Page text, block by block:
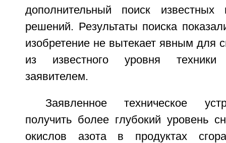
дополнительный поиск известных
решений. Результаты поиска
изобретение не вытекает явным для
из известного уровня техники
заявителем.
Заявленное техническое
получить более глубокий уровень
окислов азота в продуктах